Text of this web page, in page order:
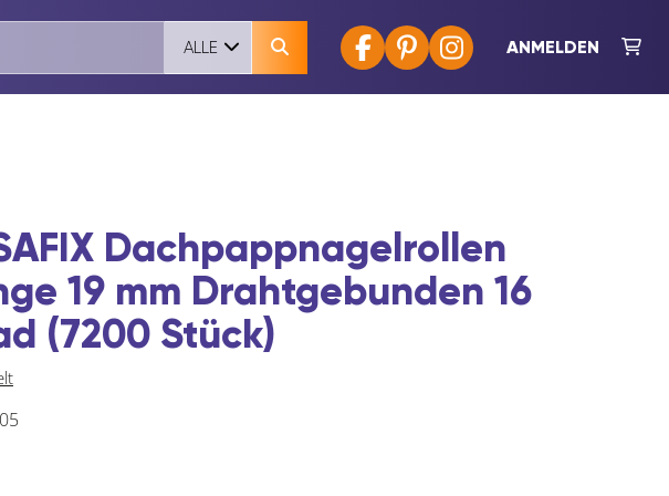
ANMELDEN
ALLE
Dachpappnagelrollen
19 mm Drahtgebunden 16
(7200 Stück)